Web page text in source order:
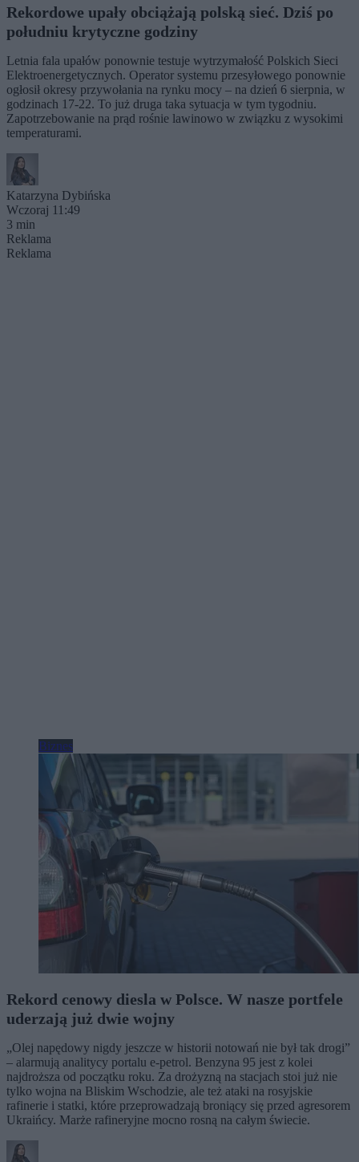
Rekordowe upały obciążają polską sieć. Dziś po
południu krytyczne godziny
Letnia fala upałów ponownie testuje wytrzymałość Polskich Sieci
Elektroenergetycznych. Operator systemu przesyłowego ponownie
ogłosił okresy przywołania na rynku mocy – na dzień 6 sierpnia, w
godzinach 17-22. To już druga taka sytuacja w tym tygodniu.
Zapotrzebowanie na prąd rośnie lawinowo w związku z wysokimi
temperaturami.
Katarzyna Dybińska
Wczoraj 11:49
3 min
Reklama
Reklama
Biznes
Rekord cenowy diesla w Polsce. W nasze portfele
uderzają już dwie wojny
„Olej napędowy nigdy jeszcze w historii notowań nie był tak drogi”
– alarmują analitycy portalu e-petrol. Benzyna 95 jest z kolei
najdroższa od początku roku. Za drożyzną na stacjach stoi już nie
tylko wojna na Bliskim Wschodzie, ale też ataki na rosyjskie
rafinerie i statki, które przeprowadzają broniący się przed agresorem
Ukraińcy. Marże rafineryjne mocno rosną na całym świecie.